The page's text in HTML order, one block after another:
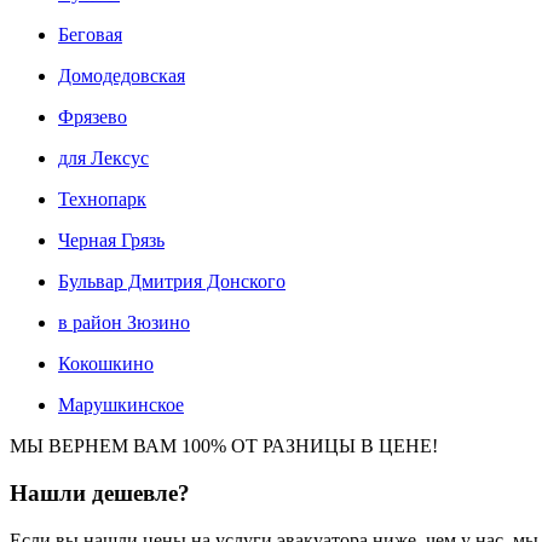
Беговая
Домодедовская
Фрязево
для Лексус
Технопарк
Черная Грязь
Бульвар Дмитрия Донского
в район Зюзино
Кокошкино
Марушкинское
МЫ ВЕРНЕМ ВАМ 100% ОТ РАЗНИЦЫ В ЦЕНЕ!
Нашли дешевле?